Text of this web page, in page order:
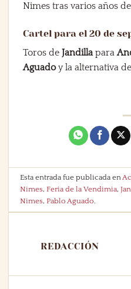
Nimes tras varios años
Cartel para el 20 de
Toros de Jandillapara
Aguadoy la alternativa de
Esta entrada fue publicada en
Nimes,Feria de la Vendimia,
Nimes,Pablo Aguado.
REDACCIÓN